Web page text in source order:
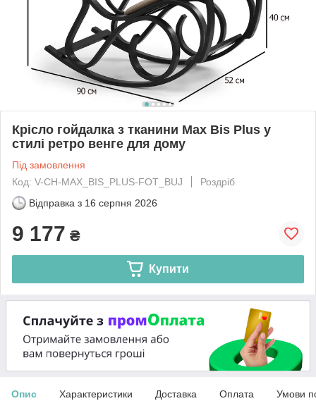
Крісло гойдалка з тканини Max Bis Plus у
стилі ретро венге для дому
Під замовлення
Код: V-CH-MAX_BIS_PLUS-FOT_BUJ
Роздріб
Відправка з 16 серпня 2026
9 177 ₴
Купити
Опис Характеристики Доставка Оплата Умови